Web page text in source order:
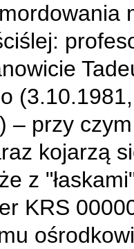
) – przy
kojarzą
z
KRS